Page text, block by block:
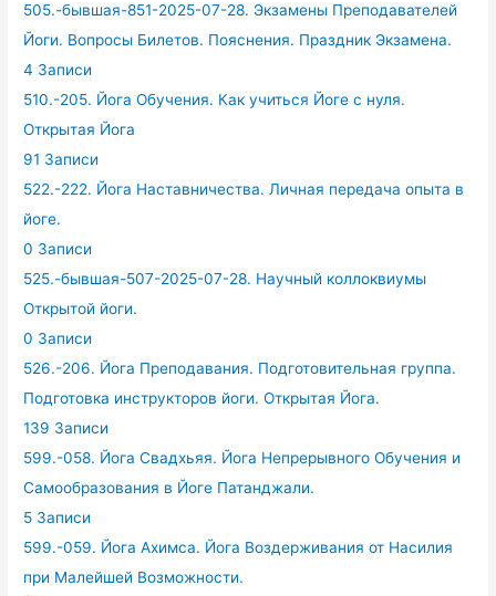
505.-бывшая-851-2025-07-28. Экзамены Преподавателей
Йоги. Вопросы Билетов. Пояснения. Праздник Экзамена.
4 Записи
510.-205. Йога Обучения. Как учиться Йоге с нуля.
Открытая Йога
91 Записи
522.-222. Йога Наставничества. Личная передача опыта в
йоге.
0 Записи
525.-бывшая-507-2025-07-28. Научный коллоквиумы
Открытой йоги.
0 Записи
526.-206. Йога Преподавания. Подготовительная группа.
Подготовка инструкторов йоги. Открытая Йога.
139 Записи
599.-058. Йога Свадхьяя. Йога Непрерывного Обучения и
Самообразования в Йоге Патанджали.
5 Записи
599.-059. Йога Ахимса. Йога Воздерживания от Насилия
при Малейшей Возможности.